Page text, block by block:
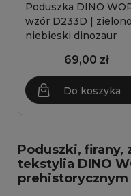
Poduszka DINO
wzór D233D | zielono
niebieski dinozaur
69,00 zł
Do koszyka
Poduszki, firany,
tekstylia DINO